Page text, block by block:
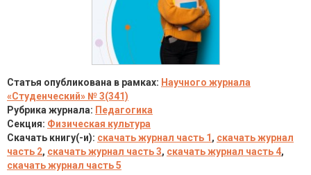
Статья опубликована в рамках: Научного журнала
«Студенческий» № 3(341)
Рубрика журнала: Педагогика
Секция: Физическая культура
Скачать книгу(-и): скачать журнал часть 1 , скачать журнал
часть 2, скачать журнал часть 3, скачать журнал часть 4,
скачать журнал часть 5